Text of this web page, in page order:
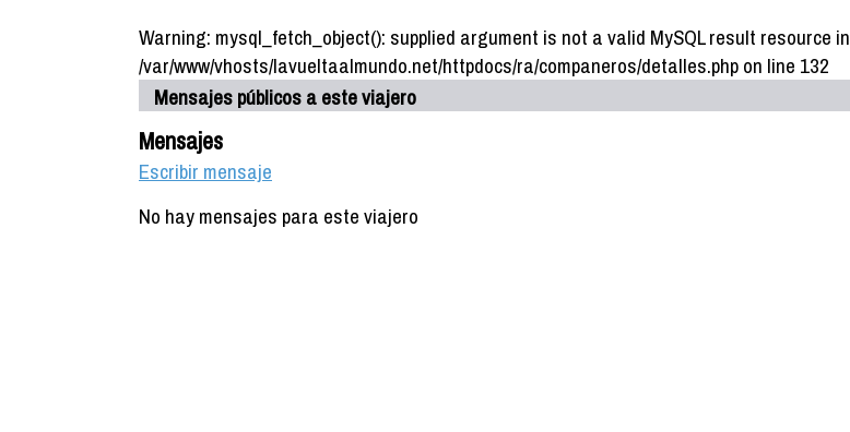
Warning: mysql_fetch_object(): supplied argument is not a valid MySQL result resource in
/var/www/vhosts/lavueltaalmundo.net/httpdocs/ra/companeros/detalles.php on line 132
Mensajes públicos a este viajero
Mensajes
Escribir mensaje
No hay mensajes para este viajero